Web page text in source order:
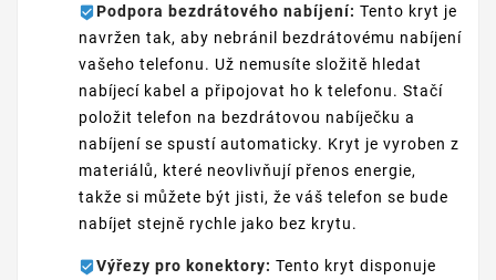
Podpora bezdrátového nabíjení: Tento kryt je
navržen tak, aby nebránil bezdrátovému nabíjení
vašeho telefonu. Už nemusíte složitě hledat
nabíjecí kabel a připojovat ho k telefonu. Stačí
položit telefon na bezdrátovou nabíječku a
nabíjení se spustí automaticky. Kryt je vyroben z
materiálů, které neovlivňují přenos energie,
takže si můžete být jisti, že váš telefon se bude
nabíjet stejně rychle jako bez krytu.
Výřezy pro konektory: Tento kryt disponuje